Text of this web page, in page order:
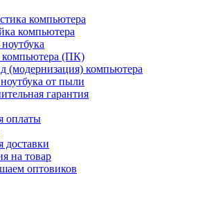
компьютера
компьютера
компьютера (ПК)
(модернизация) компьютера
от пыли
гарантия
оплаты
доставки
на товар
оптовиков